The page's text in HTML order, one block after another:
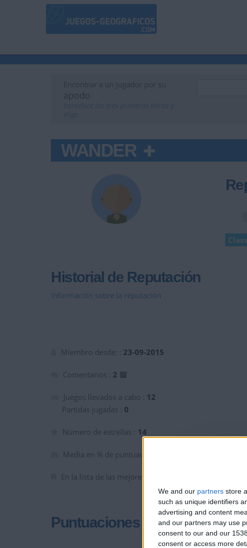
We and our partners store
such as unique identifiers
advertising and content
and our partners may use
consent to our and our
consent or access more
Encontrar a un jugador por su
apodo
WANDER
Historial de Reputación
Información sobre la réputación
Miembro desde: : 23-09-2015
Comentarios : 2
Juegos llevados a cabo : 12
Partidas jugadas : 0
Número de estrellas : 14
Media en % de puntuación max. :
En la lista de las mejores partidas :
Puntuaciones